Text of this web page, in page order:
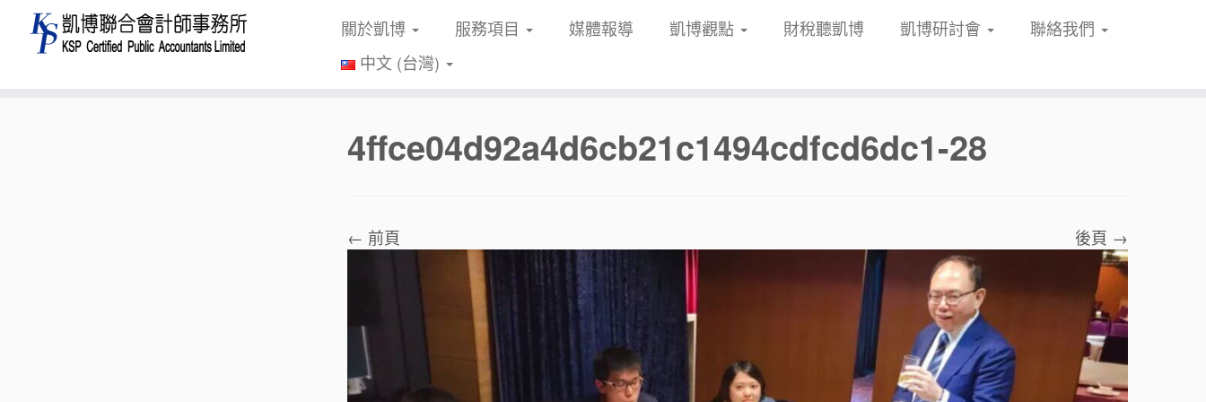
關於凱博 服務項目 媒體報導 凱博觀點 財稅聽凱博 凱博研討會
聯絡我們
中文 (台灣)
4ffce04d92a4d6cb21c1494cdfcd6dc1-28
← 前頁 後頁 →